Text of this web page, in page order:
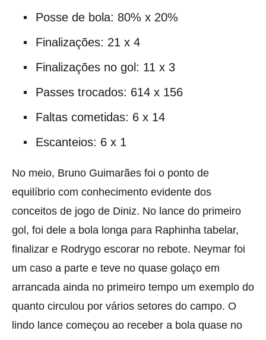
Posse de bola: 80% x 20%
Finalizações: 21 x 4
Finalizações no gol: 11 x 3
Passes trocados: 614 x 156
Faltas cometidas: 6 x 14
Escanteios: 6 x 1
No meio, Bruno Guimarães foi o ponto de
equilíbrio com conhecimento evidente dos
conceitos de jogo de Diniz. No lance do primeiro
gol, foi dele a bola longa para Raphinha tabelar,
finalizar e Rodrygo escorar no rebote. Neymar foi
um caso a parte e teve no quase golaço em
arrancada ainda no primeiro tempo um exemplo do
quanto circulou por vários setores do campo. O
lindo lance começou ao receber a bola quase no